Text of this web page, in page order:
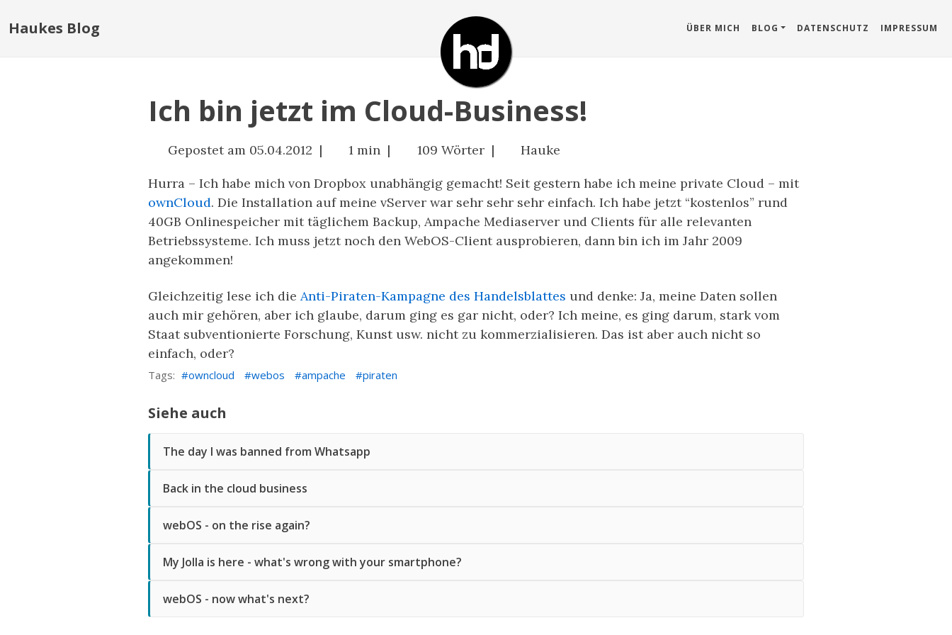
Haukes Blog ÜBER MICH BLOG DATENSCHUTZ IMPRESSUM
Ich bin jetzt im Cloud-Business!
Gepostet am 05.04.2012 | 1 min | 109 Wörter | Hauke
Hurra – Ich habe mich von Dropbox unabhängig gemacht! Seit gestern habe ich meine private Cloud – mit
ownCloud. Die Installation auf meine vServer war sehr sehr sehr einfach. Ich habe jetzt “kostenlos” rund
40GB Onlinespeicher mit täglichem Backup, Ampache Mediaserver und Clients für alle relevanten
Betriebssysteme. Ich muss jetzt noch den WebOS-Client ausprobieren, dann bin ich im Jahr 2009
angekommen!
Gleichzeitig lese ich die Anti-Piraten-Kampagne des Handelsblattes und denke: Ja, meine Daten sollen
auch mir gehören, aber ich glaube, darum ging es gar nicht, oder? Ich meine, es ging darum, stark vom
Staat subventionierte Forschung, Kunst usw. nicht zu kommerzialisieren. Das ist aber auch nicht so
einfach, oder?
Tags: owncloud webos ampache piraten
Siehe auch
The day I was banned from Whatsapp
Back in the cloud business
webOS - on the rise again?
My Jolla is here - what's wrong with your smartphone?
webOS - now what's next?